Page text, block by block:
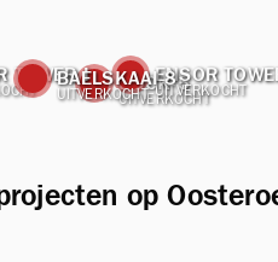
DOCK 5
UITVERKOCHT
ENSOR
UITVERKOCHT
TOWER IBAELSKAAI 8
UITVERKOCHT
op